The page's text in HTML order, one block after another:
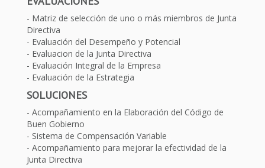
Matriz de selección de uno o más miembros de Junta
Directiva
Evaluación del Desempeño y Potencial
Evaluacion de la Junta Directiva
Evaluación Integral de la Empresa
Evaluación de la Estrategia
SOLUCIONES
Acompañamiento en la Elaboración del Código de
Buen Gobierno
Sistema de Compensación Variable
Acompañamiento para mejorar la efectividad de la
Junta Directiva